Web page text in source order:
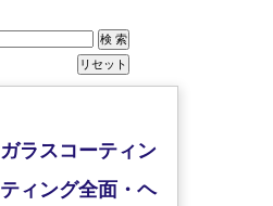
ラスコーティン
ィング全面・ヘ